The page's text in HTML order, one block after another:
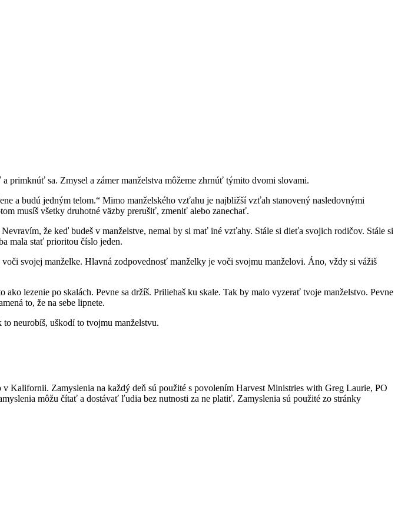
sa. Zmysel a zámer manželstva môžeme zhrnúť týmito dvomi slovami.
a budú jedným telom.“ Mimo manželského vzťahu je najbližší vzťah stanovený nasledovnými
musíš všetky druhotné väzby prerušiť, zmeniť alebo zanechať.
že keď budeš v manželstve, nemal by si mať iné vzťahy. Stále si dieťa svojich rodičov. Stále si
mala stať prioritou číslo jeden.
svojej manželke. Hlavná zodpovednosť manželky je voči svojmu manželovi. Áno, vždy si vážiš
lezenie po skalách. Pevne sa držíš. Priliehaš ku skale. Tak by malo vyzerať tvoje manželstvo. Pevne
to, že na sebe lipnete.
neurobíš, uškodí to tvojmu manželstvu.
Kalifornii. Zamyslenia na každý deň sú použité s povolením Harvest Ministries with Greg Laurie, PO
môžu čítať a dostávať ľudia bez nutnosti za ne platiť. Zamyslenia sú použité zo stránky